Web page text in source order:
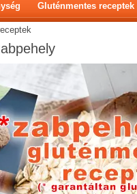
Gluténmentes receptek